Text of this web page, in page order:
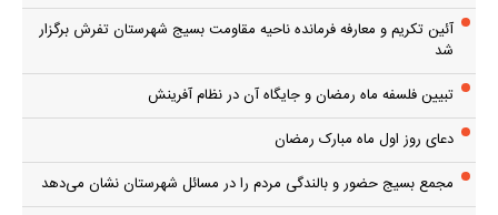
آئین تکریم و معارفه فرمانده ناحیه مقاومت بسیج شهرستان تفرش برگزار
شد
تبیین فلسفه ماه رمضان و جایگاه آن در نظام آفرینش
دعای روز اول ماه مبارک رمضان
مجمع بسیج حضور و بالندگی مردم را در مسائل شهرستان نشان می‌دهد